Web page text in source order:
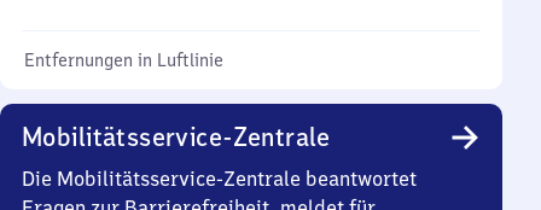
Entfernungen in Luftlinie
Mobilitätsservice-Zentrale
Die Mobilitätsservice-Zentrale beantwortet